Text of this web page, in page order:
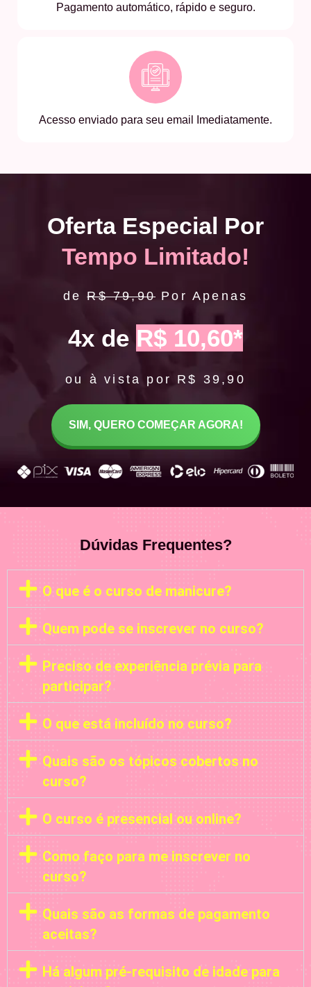
Pagamento automático, rápido e seguro.
Acesso enviado para seu email Imediatamente.
Oferta Especial Por
Tempo Limitado!
deR$ 79,90 Por Apenas
4x de R$ 10,60*
ou à vista por R$ 39,90
SIM, QUERO COMEÇAR AGORA!
Dúvidas Frequentes?
O que é o curso de manicure?
Quem pode se inscrever no curso?
Preciso de experiência prévia para
participar?
O que está incluído no curso?
Quais são os tópicos cobertos no
curso?
O curso é presencial ou online?
Como faço para me inscrever no
curso?
Quais são as formas de pagamento
aceitas?
Há algum pré-requisito de idade para